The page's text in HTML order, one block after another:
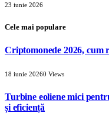
23 iunie 2026
Cele mai populare
Criptomonede 2026, cum
18 iunie 20260 Views
Turbine eoliene mici
și eficiență